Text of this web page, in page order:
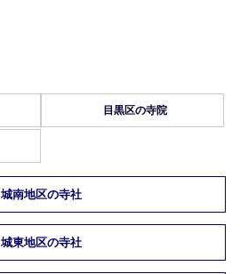
目黒区の寺院
城南地区の寺社
城東地区の寺社